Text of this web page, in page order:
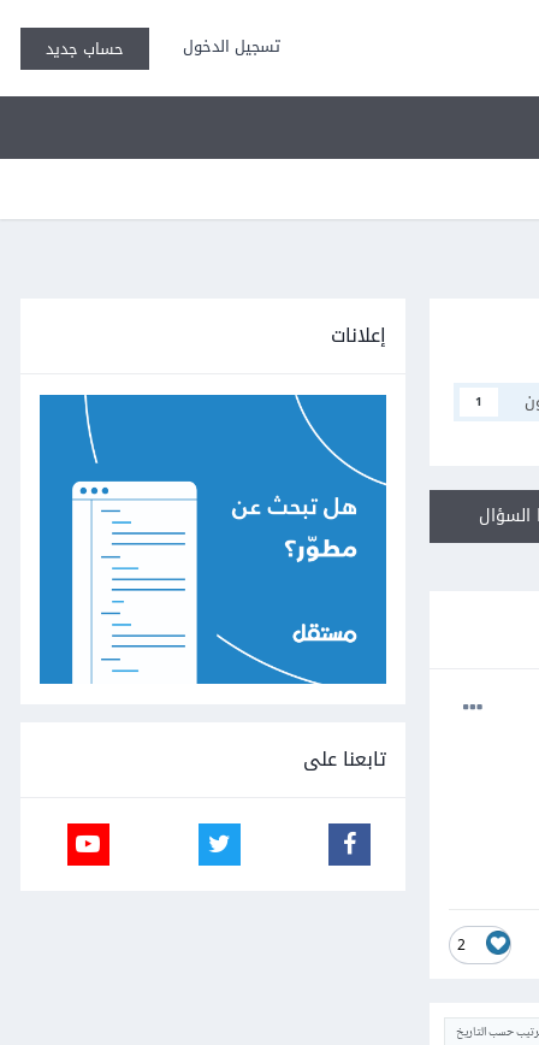
تسجيل الدخول حساب جديد
1
2
حسب التاريخ
إعلانات
تابعنا على